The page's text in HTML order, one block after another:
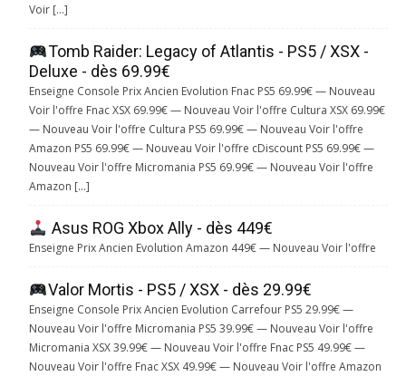
Voir […]
Tomb Raider: Legacy of Atlantis - PS5 / XSX -
Deluxe - dès 69.99€
Enseigne Console Prix Ancien Evolution Fnac PS5 69.99€ — Nouveau
Voir l'offre Fnac XSX 69.99€ — Nouveau Voir l'offre Cultura XSX 69.99€
— Nouveau Voir l'offre Cultura PS5 69.99€ — Nouveau Voir l'offre
Amazon PS5 69.99€ — Nouveau Voir l'offre cDiscount PS5 69.99€ —
Nouveau Voir l'offre Micromania PS5 69.99€ — Nouveau Voir l'offre
Amazon […]
Asus ROG Xbox Ally - dès 449€
Enseigne Prix Ancien Evolution Amazon 449€ — Nouveau Voir l'offre
Valor Mortis - PS5 / XSX - dès 29.99€
Enseigne Console Prix Ancien Evolution Carrefour PS5 29.99€ —
Nouveau Voir l'offre Micromania PS5 39.99€ — Nouveau Voir l'offre
Micromania XSX 39.99€ — Nouveau Voir l'offre Fnac PS5 49.99€ —
Nouveau Voir l'offre Fnac XSX 49.99€ — Nouveau Voir l'offre Amazon